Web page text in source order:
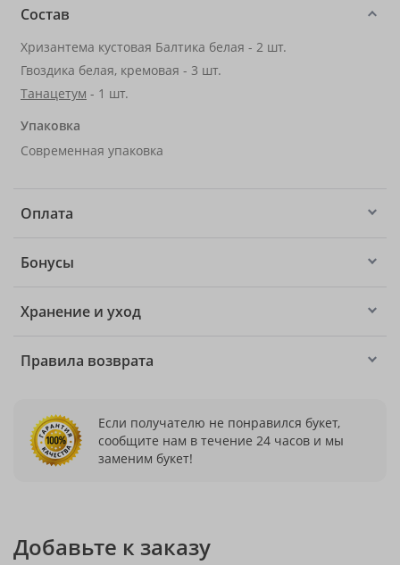
Состав
Хризантема кустовая Балтика белая - 2 шт.
Гвоздика белая, кремовая - 3 шт.
Танацетум - 1 шт.
Упаковка
Современная упаковка
Оплата
Бонусы
Хранение и уход
Правила возврата
Если получателю не понравился букет,
сообщите нам в течение 24 часов и мы
заменим букет!
Добавьте к заказу